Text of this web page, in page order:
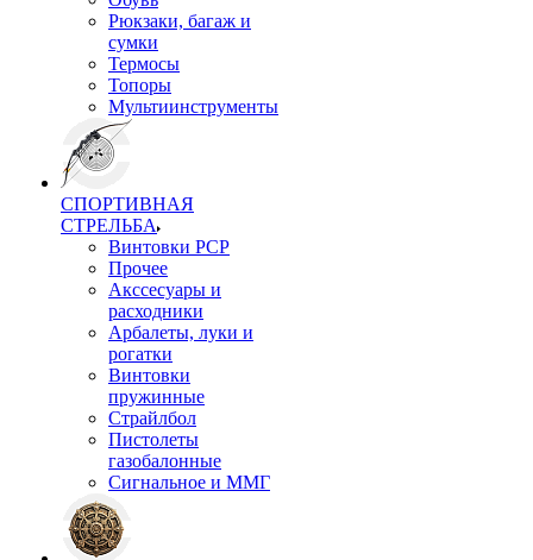
Рюкзаки, багаж и
сумки
Термосы
Топоры
Мультиинструменты
СПОРТИВНАЯ
СТРЕЛЬБА
Винтовки PCP
Прочее
Акссесуары и
расходники
Арбалеты, луки и
рогатки
Винтовки
пружинные
Страйлбол
Пистолеты
газобалонные
Сигнальное и ММГ